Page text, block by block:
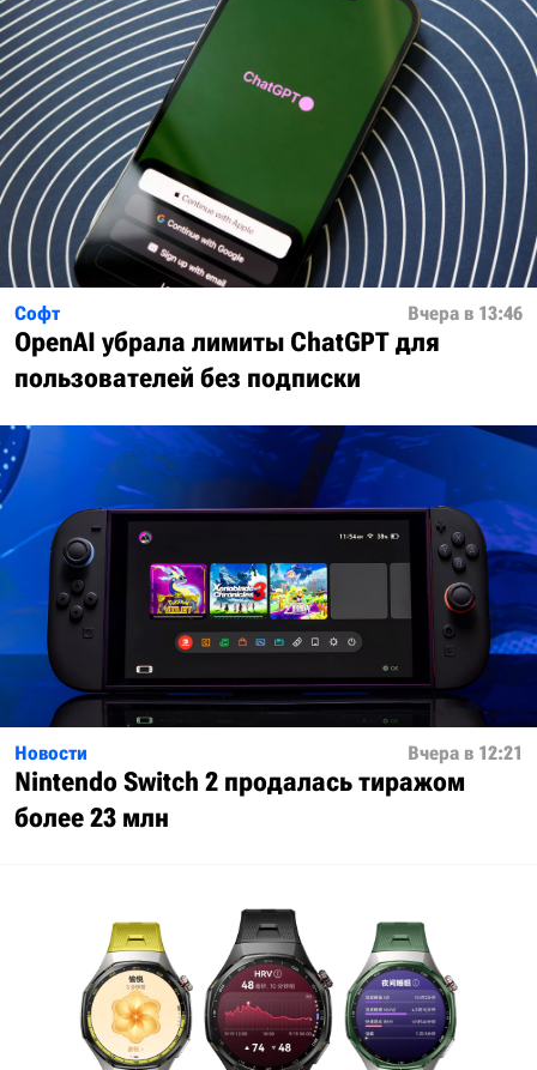
Софт Вчера в 13:46
OpenAI убрала лимиты ChatGPT для
пользователей без подписки
Новости Вчера в 12:21
Nintendo Switch 2 продалась тиражом
более 23 млн